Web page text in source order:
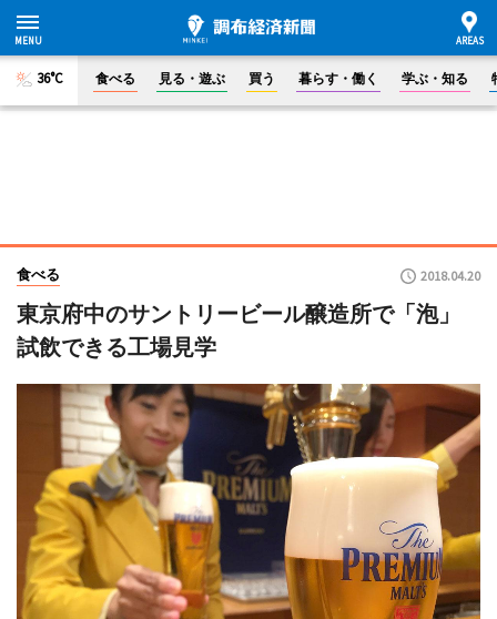
36°C 食べる 見る・遊ぶ 買う 暮らす・働く 学ぶ・知る
食べる 2018.04.20
東京府中のサントリービール醸造所で「泡」
試飲できる工場見学